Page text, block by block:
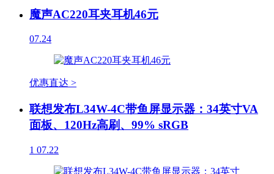
魔声AC220耳夹耳机46元
07.24
优惠直达 >
联想发布L34W-4C带鱼屏显示器：34英寸VA
面板、120Hz高刷、99% sRGB
1 07.22